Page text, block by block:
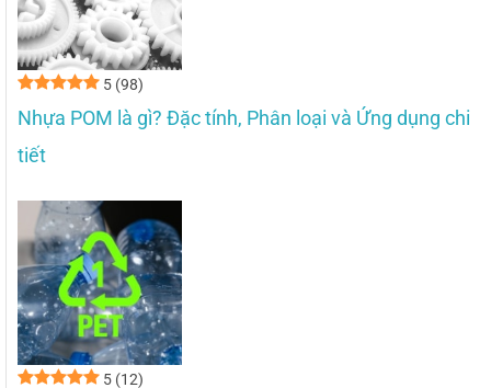
5 (98)
Nhựa POM là gì? Đặc tính, Phân loại và Ứng dụng chi
tiết
5 (12)